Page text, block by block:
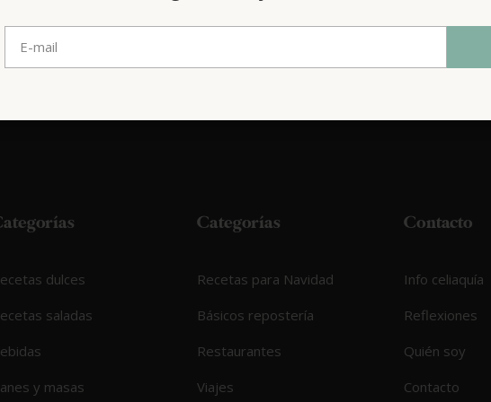
dulces
saladas
y masas
Categorías
Recetas para Navidad
Básicos repostería
Restaurantes
Viajes
Contacto
Info celiaquía
Reflexiones
Quién soy
Contacto